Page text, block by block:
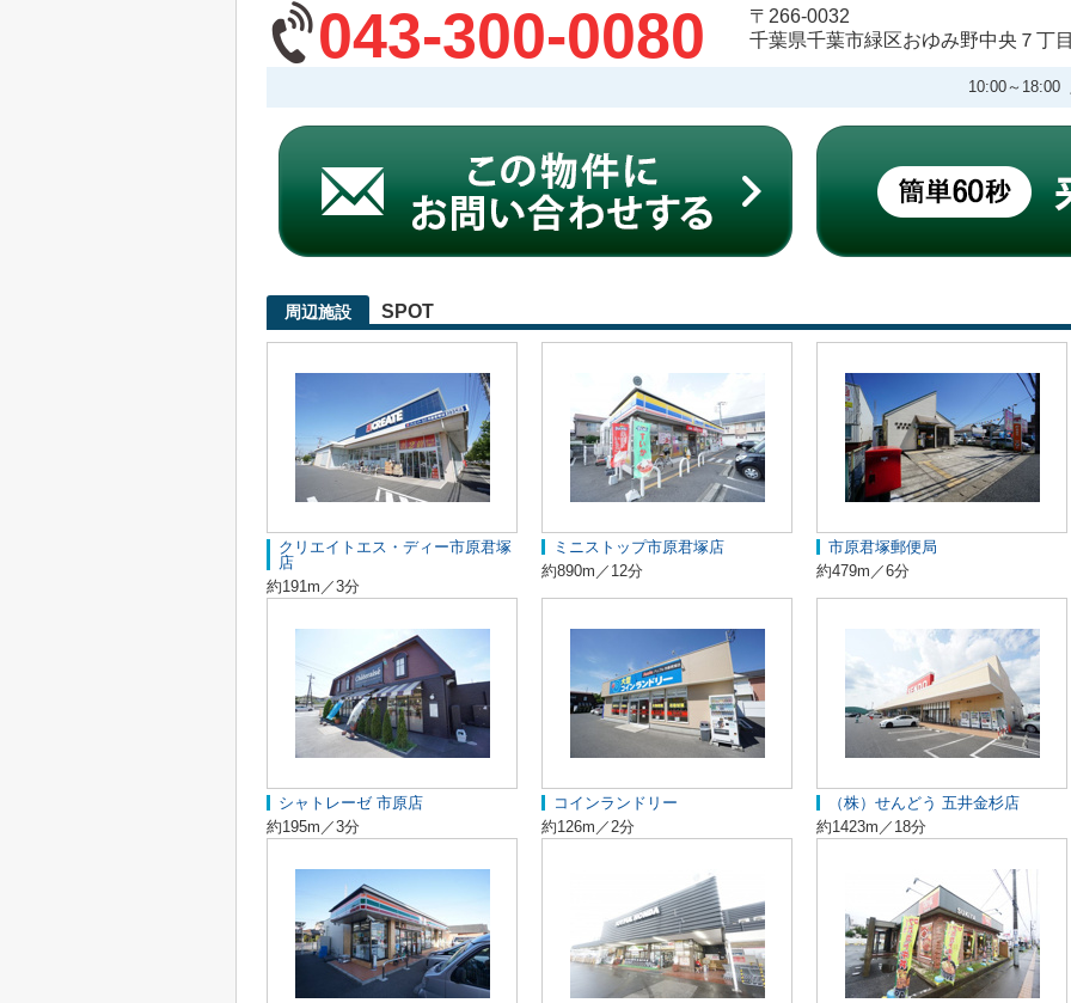
043-300-0080
〒266-0032
千葉県千葉市緑区おゆみ野中央７丁
10:00～18:00
周辺施設 SPOT
クリエイトエス・ディー市原君塚
店
約191m／3分
ミニストップ市原君塚店
約890m／12分
市原君塚郵便局
約479m／6分
シャトレーゼ 市原店
約195m／3分
コインランドリー
約126m／2分
（株）せんどう 五井金杉店
約1423m／18分